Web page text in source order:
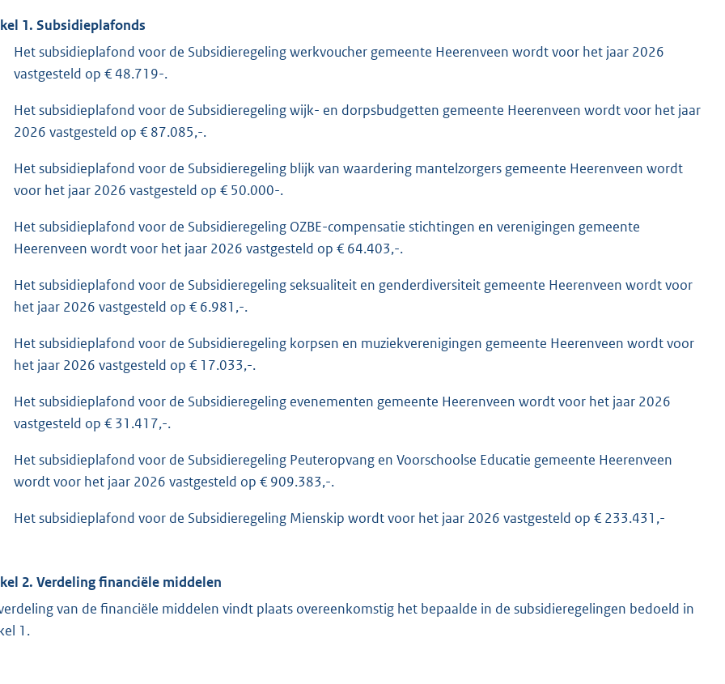
1. Subsidieplafonds
Het subsidieplafond voor de Subsidieregeling werkvoucher gemeente Heerenveen wordt voor het jaar 2026
vastgesteld op € 48.719-.
Het subsidieplafond voor de Subsidieregeling wijk- en dorpsbudgetten gemeente Heerenveen wordt voor het jaar
2026 vastgesteld op € 87.085,-.
Het subsidieplafond voor de Subsidieregeling blijk van waardering mantelzorgers gemeente Heerenveen wordt
voor het jaar 2026 vastgesteld op € 50.000-.
Het subsidieplafond voor de Subsidieregeling OZBE-compensatie stichtingen en verenigingen gemeente
Heerenveen wordt voor het jaar 2026 vastgesteld op € 64.403,-.
Het subsidieplafond voor de Subsidieregeling seksualiteit en genderdiversiteit gemeente Heerenveen wordt voor
het jaar 2026 vastgesteld op € 6.981,-.
Het subsidieplafond voor de Subsidieregeling korpsen en muziekverenigingen gemeente Heerenveen wordt voor
het jaar 2026 vastgesteld op € 17.033,-.
Het subsidieplafond voor de Subsidieregeling evenementen gemeente Heerenveen wordt voor het jaar 2026
vastgesteld op € 31.417,-.
Het subsidieplafond voor de Subsidieregeling Peuteropvang en Voorschoolse Educatie gemeente Heerenveen
wordt voor het jaar 2026 vastgesteld op € 909.383,-.
Het subsidieplafond voor de Subsidieregeling Mienskip wordt voor het jaar 2026 vastgesteld op € 233.431,-
2. Verdeling financiële middelen
van de financiële middelen vindt plaats overeenkomstig het bepaalde in de subsidieregelingen bedoeld in
1.